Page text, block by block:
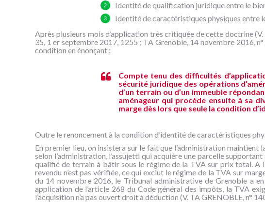
Identité de qualification juridique entre le
Identité de caractéristiques physiques entre
Après plusieurs mois d’application très critiquée de cette doctrine
35, 1 er septembre 2017, 1255 ; TA Grenoble, 14 novembre 2016,
condition en énonçant :
Compte tenu des difficultés
sécurité juridique des opérations
d’un terrain ou d’un immeuble
aménageur qui procède ensuite à sa
marge dès lors que seule la condition
Outre le renoncement à la condition d’identité de caractéristiques
En premier lieu, on insistera sur le fait que l’administration
selon l’administration, l’assujetti qui acquière une parcelle
qualifié de terrain à bâtir sous le régime de la TVA sur prix total. A
revendu n’est pas vérifiée, ce qui exclut le régime de la TVA sur
du 14 novembre 2016, le Tribunal administrative de Grenoble a
application de l’article 268 du Code général des impôts, la TVA
l’acquisition n’a pas ouvert droit à déduction (V. TA GRENOBLE, n°